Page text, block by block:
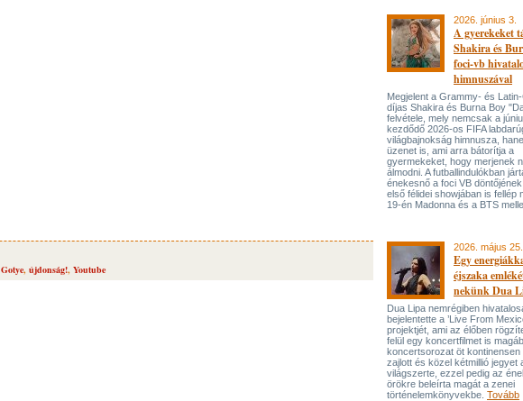
Gotye, újdonság!, Youtube
2026. június 3.
A gyerekeket
Shakira és
foci-vb
himnuszával
Megjelent a Grammy- és
díjas Shakira és Burna Boy
felvétele, mely nemcsak a
kezdődő 2026-os FIFA
világbajnokság himnusza,
üzenet is, ami arra bátorítja a
gyermekeket, hogy merjenek
álmodni. A futballindulókban
énekesnő a foci VB
első félidei showjában is fellép
19-én Madonna és a BTS
2026. május 25.
Egy
éjszaka
nekünk Dua
Dua Lipa nemrégiben
bejelentette a ’Live From
projektjét, ami az élőben
felül egy koncertfilmet is
koncertsorozat öt kontinensen
zajlott és közel kétmillió jegyet
világszerte, ezzel pedig az
örökre beleírta magát a zenei
történelemkönyvekbe. Tovább